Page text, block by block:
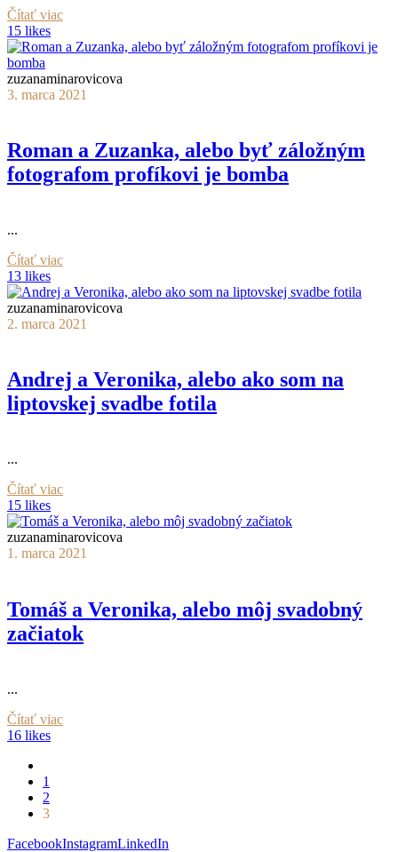
Čítať viac
15 likes
zuzanaminarovicova
3. marca 2021
Roman a Zuzanka, alebo byť záložným
fotografom profíkovi je bomba
...
Čítať viac
13 likes
zuzanaminarovicova
2. marca 2021
Andrej a Veronika, alebo ako som na
liptovskej svadbe fotila
...
Čítať viac
15 likes
zuzanaminarovicova
1. marca 2021
Tomáš a Veronika, alebo môj svadobný
začiatok
...
Čítať viac
16 likes
1
2
3
FacebookInstagramLinkedIn